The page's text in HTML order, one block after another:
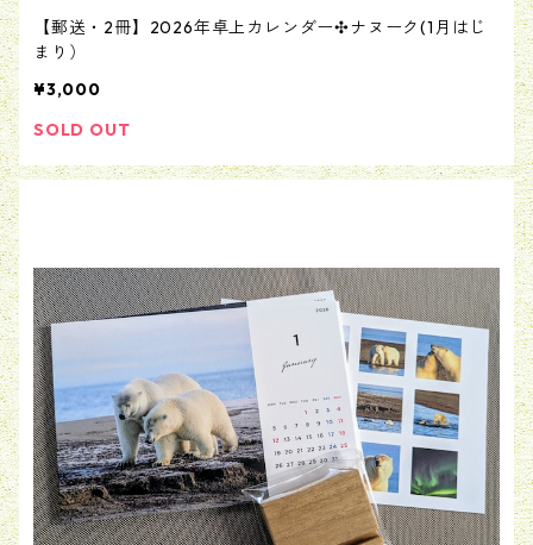
【郵送・2冊】2026年卓上カレンダー✣ナヌーク(1月はじ
まり）
¥3,000
SOLD OUT